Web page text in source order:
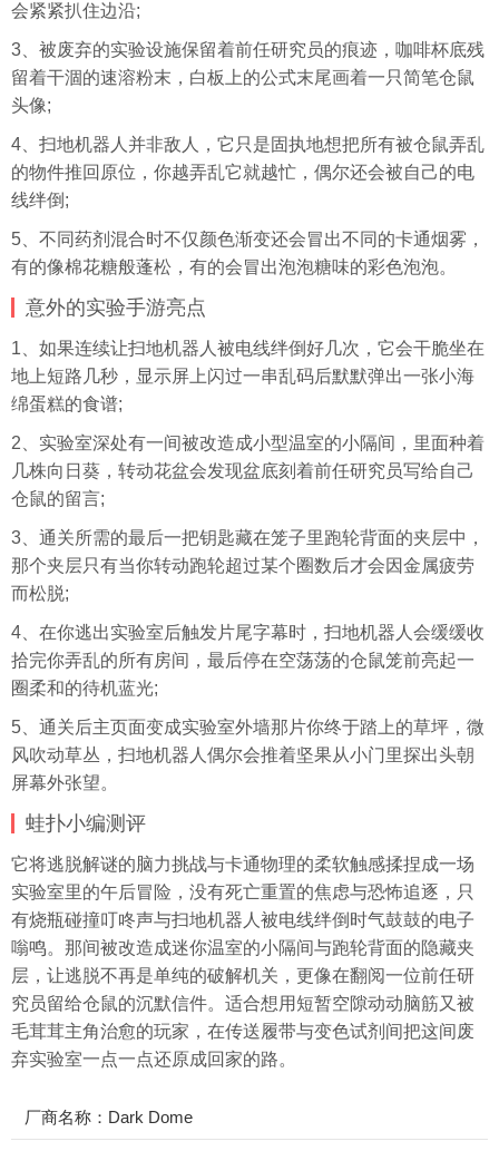
会紧紧扒住边沿;
3、被废弃的实验设施保留着前任研究员的痕迹，咖啡杯底残
留着干涸的速溶粉末，白板上的公式末尾画着一只简笔仓鼠
头像;
4、扫地机器人并非敌人，它只是固执地想把所有被仓鼠弄乱
的物件推回原位，你越弄乱它就越忙，偶尔还会被自己的电
线绊倒;
5、不同药剂混合时不仅颜色渐变还会冒出不同的卡通烟雾，
有的像棉花糖般蓬松，有的会冒出泡泡糖味的彩色泡泡。
意外的实验手游亮点
1、如果连续让扫地机器人被电线绊倒好几次，它会干脆坐在
地上短路几秒，显示屏上闪过一串乱码后默默弹出一张小海
绵蛋糕的食谱;
2、实验室深处有一间被改造成小型温室的小隔间，里面种着
几株向日葵，转动花盆会发现盆底刻着前任研究员写给自己
仓鼠的留言;
3、通关所需的最后一把钥匙藏在笼子里跑轮背面的夹层中，
那个夹层只有当你转动跑轮超过某个圈数后才会因金属疲劳
而松脱;
4、在你逃出实验室后触发片尾字幕时，扫地机器人会缓缓收
拾完你弄乱的所有房间，最后停在空荡荡的仓鼠笼前亮起一
圈柔和的待机蓝光;
5、通关后主页面变成实验室外墙那片你终于踏上的草坪，微
风吹动草丛，扫地机器人偶尔会推着坚果从小门里探出头朝
屏幕外张望。
蛙扑小编测评
它将逃脱解谜的脑力挑战与卡通物理的柔软触感揉捏成一场
实验室里的午后冒险，没有死亡重置的焦虑与恐怖追逐，只
有烧瓶碰撞叮咚声与扫地机器人被电线绊倒时气鼓鼓的电子
嗡鸣。那间被改造成迷你温室的小隔间与跑轮背面的隐藏夹
层，让逃脱不再是单纯的破解机关，更像在翻阅一位前任研
究员留给仓鼠的沉默信件。适合想用短暂空隙动动脑筋又被
毛茸茸主角治愈的玩家，在传送履带与变色试剂间把这间废
弃实验室一点一点还原成回家的路。
厂商名称：Dark Dome